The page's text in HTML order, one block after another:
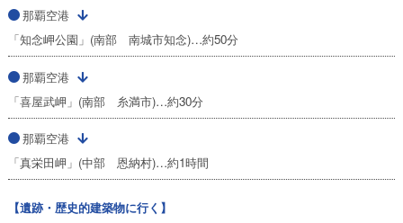
那覇空港
「知念岬公園」(南部 南城市知念)…約50分
那覇空港
「喜屋武岬」(南部 糸満市)…約30分
那覇空港
「真栄田岬」(中部 恩納村)…約1時間
【遺跡・歴史的建築物に行く】